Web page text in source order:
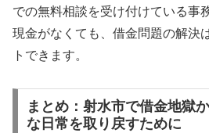
での無料相談を受け付けている事
現金がなくても、借金問題の解決
トできます。
まとめ：射水市で借金地獄
な日常を取り戻すために